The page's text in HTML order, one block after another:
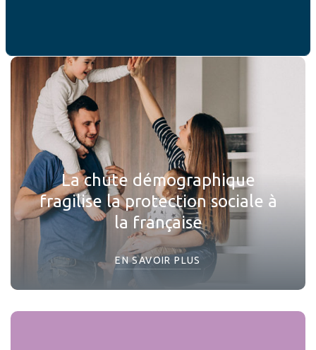
La chute démographique
fragilise la protection sociale à
la française
EN SAVOIR PLUS